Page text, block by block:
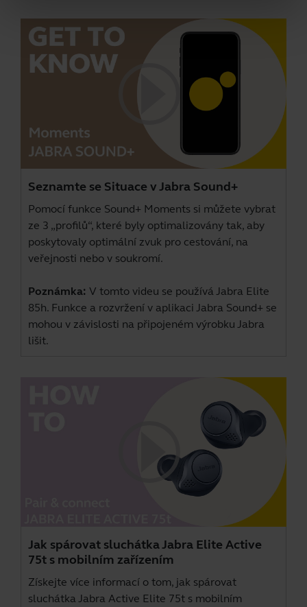
Seznamte se Situace v Jabra Sound+
Pomocí funkce Sound+ Moments si můžete vybrat
ze 3 „profilů“, které byly optimalizovány tak, aby
poskytovaly optimální zvuk pro cestování, na
veřejnosti nebo v soukromí.
Poznámka: V tomto videu se používá Jabra Elite
85h. Funkce a rozvržení v aplikaci Jabra Sound+ se
mohou v závislosti na připojeném výrobku Jabra
lišit.
Jak spárovat sluchátka Jabra Elite Active
75t s mobilním zařízením
Získejte více informací o tom, jak spárovat
sluchátka Jabra Active Elite 75t s mobilním